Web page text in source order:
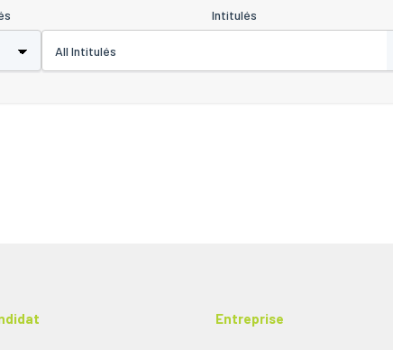
Intitulés
Entreprise